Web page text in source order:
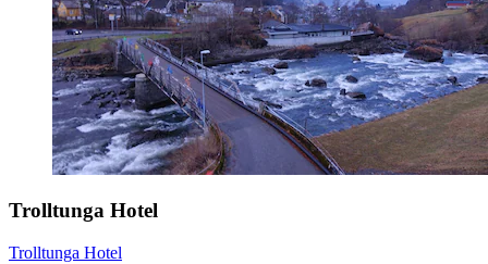
Trolltunga Hotel
Trolltunga Hotel